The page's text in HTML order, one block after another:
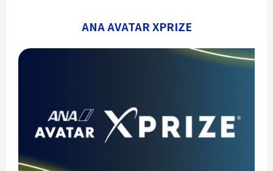
ANA AVATAR XPRIZE